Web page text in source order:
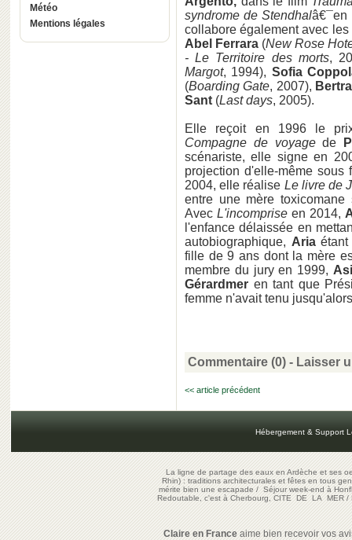
Météo
Mentions légales
syndrome de Stendhal
collabore également avec
Abel Ferrara (New Rose
- Le Territoire des morts,
Margot, 1994), Sofia
(Boarding Gate, 2007),
Sant (Last days, 2005).
Elle reçoit en 1996 le
Compagne de voyagede
scénariste, elle signe en
projection d'elle-même
2004, elle réalise Le livre de
entre une mère toxicomane
Avec L'incomprise en 2014,
l'enfance délaissée en
autobiographique, Ariaétant
fille de 9 ans dont la mère
membre du jury en 1999,
Gérardmer en tant que
femme n'avait tenu
Commentaire (0) - Laisser
<< article précédent
Hébergement & Support
La ligne de partage des eaux en Ardèche et ses
Rhin) : traditions architecturales et fêtes en tous
mérite bien une escapade/Séjour week-end à
Redoutable, c'est à Cherbourg, CITE DE LA MER/
Claire en Franceaime bien recevoir vos